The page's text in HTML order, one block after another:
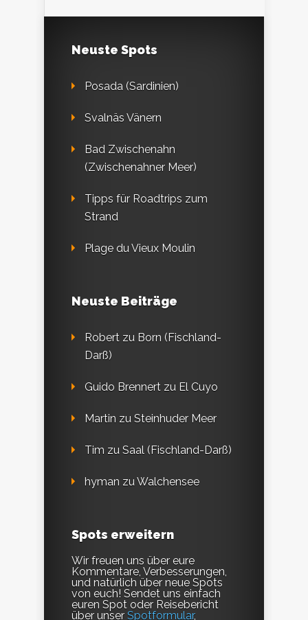
Neuste Spots
Posada (Sardinien)
Svalnäs Vänern
Bad Zwischenahn
(Zwischenahner Meer)
Tipps für Roadtrips zum
Strand
Plage du Vieux Moulin
Neuste Beiträge
Robert zu Born (Fischland-
Darß)
Guido Brennert zu El Cuyo
Martin zu Steinhuder Meer
Tim zu Saal (Fischland-Darß)
hyman zu Walchensee
Spots erweitern
Wir freuen uns über eure
Kommentare, Verbesserungen,
und natürlich über neue Spots
von euch! Sendet uns einfach
euren Spot oder Reisebericht
über unser Spotformular,